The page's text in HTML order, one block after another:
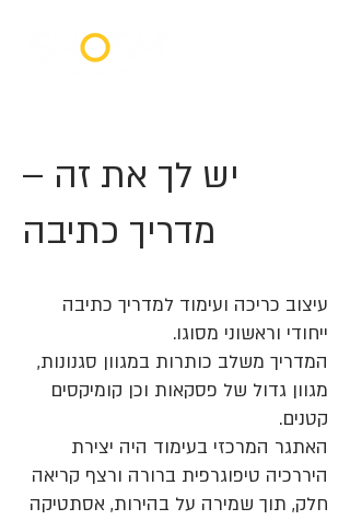
יש לך את זה –
מדריך כתיבה
עיצוב כריכה ועימוד למדריך כתיבה
ייחודי וראשוני מסוגו.
המדריך משלב כותרות במגוון סגנונות,
מגוון גדול של פסקאות וכן קומיקסים
קטנים.
האתגר המרכזי בעימוד היה יצירת
היררכיה טיפוגרפית ברורה ורצף קריאה
חלק, תוך שמירה על בהירות, אסתטיקה